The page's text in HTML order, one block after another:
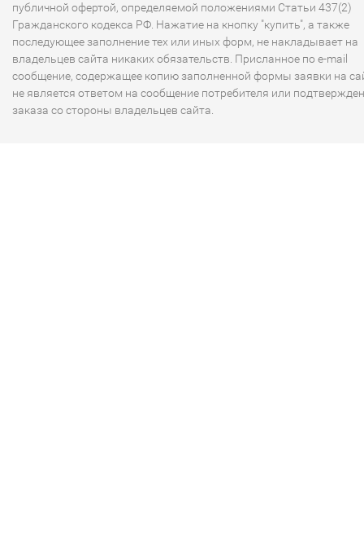
публичной офертой, определяемой положениями Статьи 437(2)
Гражданского кодекса РФ. Нажатие на кнопку "купить", а также
последующее заполнение тех или иных форм, не накладывает на
владельцев сайта никаких обязательств. Присланное по e-mail
сообщение, содержащее копию заполненной формы заявки на
не является ответом на сообщение потребителя или
заказа со стороны владельцев сайта.